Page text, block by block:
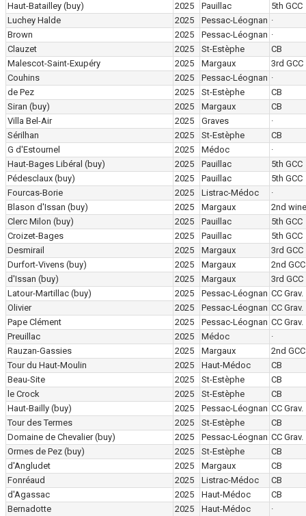
Haut-Batailley (buy) 2025 Pauillac
5th GCC
Luchey Halde
2025 Pessac-Léognan ·
Brown
2025 Pessac-Léognan ·
Clauzet
2025 St-Estèphe
CB
Malescot-Saint-Exupéry
2025 Margaux
3rd GCC
Couhins
2025 Pessac-Léognan ·
de Pez
2025 St-Estèphe
CB
Siran (buy) 2025 Margaux
CB
Villa Bel-Air
2025 Graves
·
Sérilhan
2025 St-Estèphe
CB
G d'Estournel
2025 Médoc
·
Haut-Bages Libéral (buy) 2025 Pauillac
5th GCC
Pédesclaux (buy) 2025 Pauillac
5th GCC
Fourcas-Borie
2025 Listrac-Médoc
·
Blason d'Issan (buy) 2025 Margaux
2nd wine
Clerc Milon (buy) 2025 Pauillac
5th GCC
Croizet-Bages
2025 Pauillac
5th GCC
Desmirail
2025 Margaux
3rd GCC
Durfort-Vivens (buy) 2025 Margaux
2nd GCC
d'Issan (buy) 2025 Margaux
3rd GCC
Latour-Martillac (buy) 2025 Pessac-Léognan CC Grav.
Olivier
2025 Pessac-Léognan CC Grav.
Pape Clément
2025 Pessac-Léognan CC Grav.
Preuillac
2025 Médoc
·
Rauzan-Gassies
2025 Margaux
2nd GCC
Tour du Haut-Moulin
2025 Haut-Médoc
CB
Beau-Site
2025 St-Estèphe
CB
le Crock
2025 St-Estèphe
CB
Haut-Bailly (buy) 2025 Pessac-Léognan CC Grav.
Tour des Termes
2025 St-Estèphe
CB
Domaine de Chevalier (buy) 2025 Pessac-Léognan CC Grav.
Ormes de Pez (buy) 2025 St-Estèphe
CB
d'Angludet
2025 Margaux
CB
Fonréaud
2025 Listrac-Médoc
CB
d'Agassac
2025 Haut-Médoc
CB
Bernadotte
2025 Haut-Médoc ·